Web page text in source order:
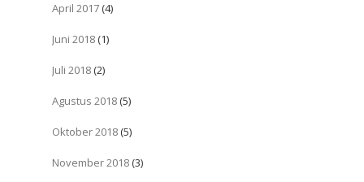
April 2017 (4)
Juni 2018 (1)
Juli 2018 (2)
Agustus 2018 (5)
Oktober 2018 (5)
November 2018 (3)